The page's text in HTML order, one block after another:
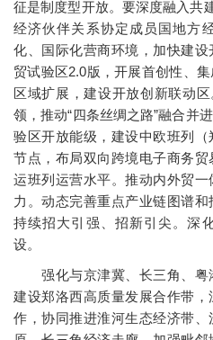
征是制度型开放。要深度融入共
经济伙伴关系协定成员国地方
化、国际化营商环境，加快建
贸试验区2.0版，开展首创性、
区域扩展，建设开放创新联动
领，推动“四条丝绸之路”融合并
验区开放能级，建设中欧班列
节点，布局双向跨境电子商务
运班列运营水平。推动内外贸
力。动态完善重点产业链图谱和
持续招大引强、招新引尖。深
设。
强化与京津冀、长三角、粤
建设郑洛西高质量发展合作带
作，协同推进淮河生态经济带